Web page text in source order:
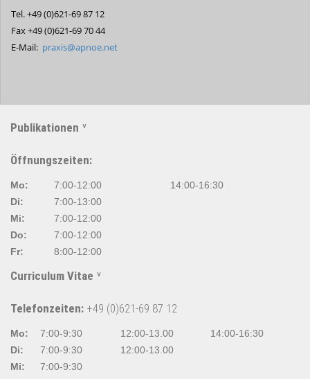
Tel. +49 (0)621-69 87 12
Fax +49 (0)621-69 70 44
E-Mail: praxis@apnoe.net
Publikationen
Öffnungszeiten:
Mo: 7:00-12:00
14:00-16:30
Di:
7:00-13:00
Mi:
7:00-12:00
Do:
7:00-12:00
Fr:
8:00-12:00
Curriculum Vitae
Telefonzeiten: +49 (0)621-69 87 12
Mo: 7:00-9:30 12:00-13.00
14:00-16:30
Di:
7:00-9:30
12:00-13.00
Mi:
7:00-9:30